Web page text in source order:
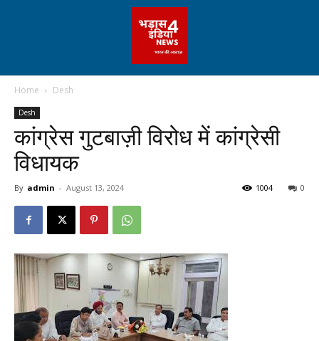
Home Desh
Desh
कांग्रेस गुटबाज़ी विरोध में कांग्रेसी
विधायक
By admin - August 13, 2024 0
1004